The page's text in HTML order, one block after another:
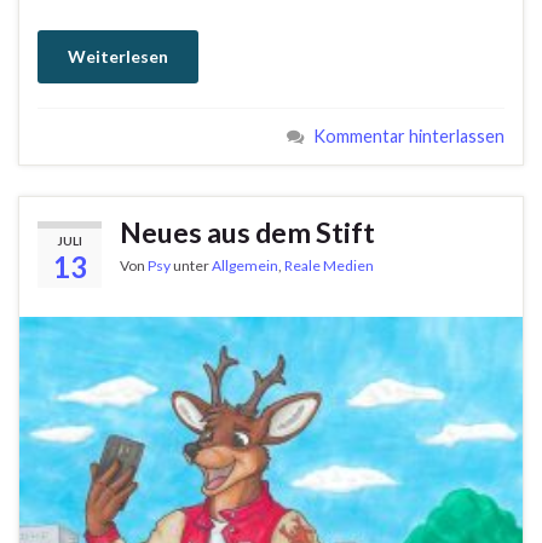
Weiterlesen
Kommentar hinterlassen
JULI
13
Neues aus dem Stift
Von PsyunterAllgemein, Reale Medien